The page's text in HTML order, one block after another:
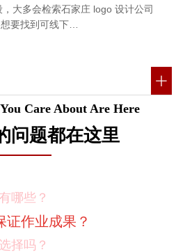
大多会检索石家庄 logo 设计公司
要找到可线下…
Care About Are Here
问题都在这里
哪些？
证作业成果？
择吗？